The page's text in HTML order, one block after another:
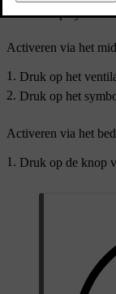
middendisplay.
Activeren via het
Druk op het
Druk op het
Activeren via het
Druk op de knop